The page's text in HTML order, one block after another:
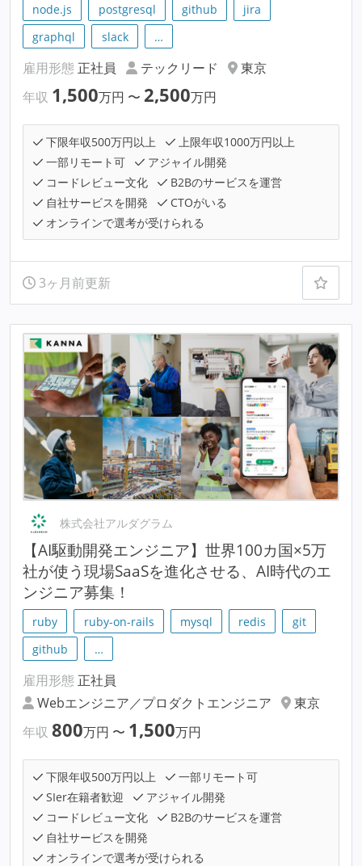
node.js postgresql github
jira
graphql
slack …
雇用形態 正社員 テックリード
東京
年収 1,500万円 〜 2,500万円
下限年収500万円以上
上限年収1000万円以上
一部リモート可
アジャイル開発
コードレビュー文化
B2Bのサービスを運営
自社サービスを開発
CTOがいる
オンラインで選考が受けられる
3ヶ月前更新
株式会社アルダグラム
【AI駆動開発エンジニア】世界100カ国×5万
社が使う現場SaaSを進化させる、AI時代のエ
ンジニア募集！
ruby ruby-on-rails mysql redis
git
github
…
雇用形態 正社員
Webエンジニア／プロダクトエンジニア
東京
年収 800万円 〜 1,500万円
下限年収500万円以上
一部リモート可
SIer在籍者歓迎
アジャイル開発
コードレビュー文化
B2Bのサービスを運営
自社サービスを開発
オンラインで選考が受けられる